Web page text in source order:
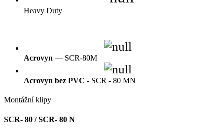
Heavy Duty
Acrovyn — SCR-80M
Acrovyn bez PVC - SCR - 80 MN
Montážní klipy
SCR- 80 / SCR- 80 N